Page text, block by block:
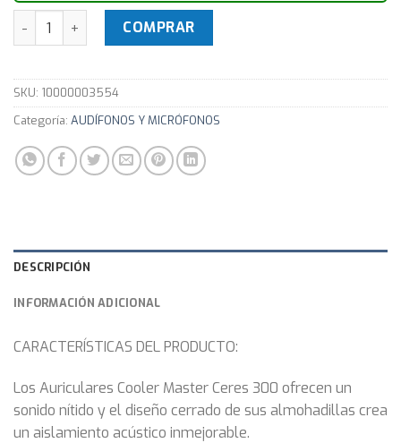
Auriculares CoolerMaster Ceres 300 cantidad
COMPRAR
SKU: 10000003554
Categoría: AUDÍFONOS Y MICRÓFONOS
DESCRIPCIÓN
INFORMACIÓN ADICIONAL
CARACTERÍSTICAS DEL PRODUCTO:
Los Auriculares Cooler Master Ceres 300 ofrecen un
sonido nítido y el diseño cerrado de sus almohadillas crea
un aislamiento acústico inmejorable.